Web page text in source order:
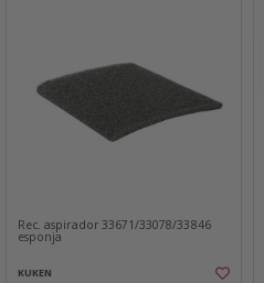
Rec. aspirador 33671/33078/33846
esponja
KUKEN